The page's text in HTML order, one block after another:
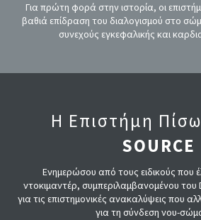
Για πρώτη φορά στην ιστορία, οι
βαθιά επίδραση του διαλογισμού στο
συνεχούς εγκεφαλικής και
Η Επιστήμη
SOURCE
Ενημερώσου από τους ειδικούς που
ντοκιμαντέρ, συμπεριλαμβανομένου
για τις επιστημονικές ανακαλύψεις που
για τη σύνδεση νου-